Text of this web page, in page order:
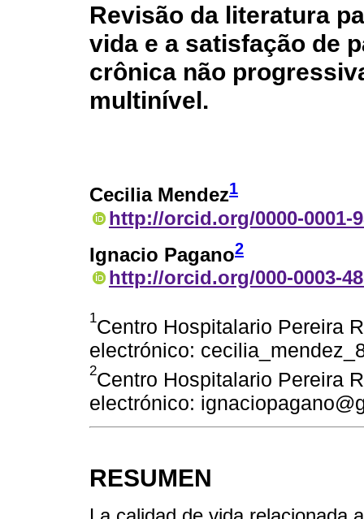
Revisão da literatura
vida e a satisfação de
crônica não
multinível.
Cecilia Mendez1
http://orcid.org/0000-0001-
Ignacio Pagano2
http://orcid.org/000-0003-
1Centro Hospitalario Pereira
electrónico:
2Centro Hospitalario Pereira
electrónico:
RESUMEN